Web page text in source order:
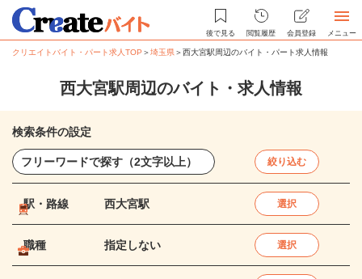
後で見る 閲覧履歴 会員登録 メニュー
クリエイトバイト・パート求人TOP ＞埼玉県＞西大宮駅周辺のバイト・パート求人情報
西大宮駅周辺のバイト・求人情報
検索条件の設定
絞り込む
駅・路線 西大宮駅 選択
職種 指定しない 選択